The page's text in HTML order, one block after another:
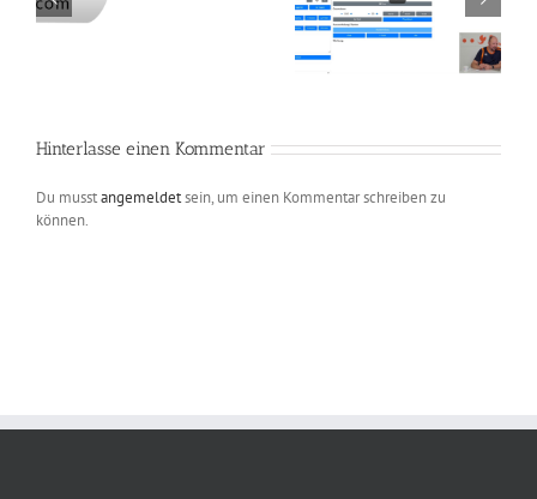
scoreboard mit
verschiedenen Layouts
und OBS Einstellungen
Hinterlasse einen Kommentar
Du musstangemeldetsein, um einen Kommentar schreiben zu
können.